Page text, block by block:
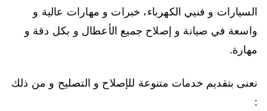
السيارات و فنيي الكهرباء، خبرات و مهارات عالية و
واسعة في صيانة و إصلاح جميع الأعطال و بكل دقة و
مهارة.
نعنى بتقديم خدمات متنوعة للإصلاح و التصليح و من ذلك
: